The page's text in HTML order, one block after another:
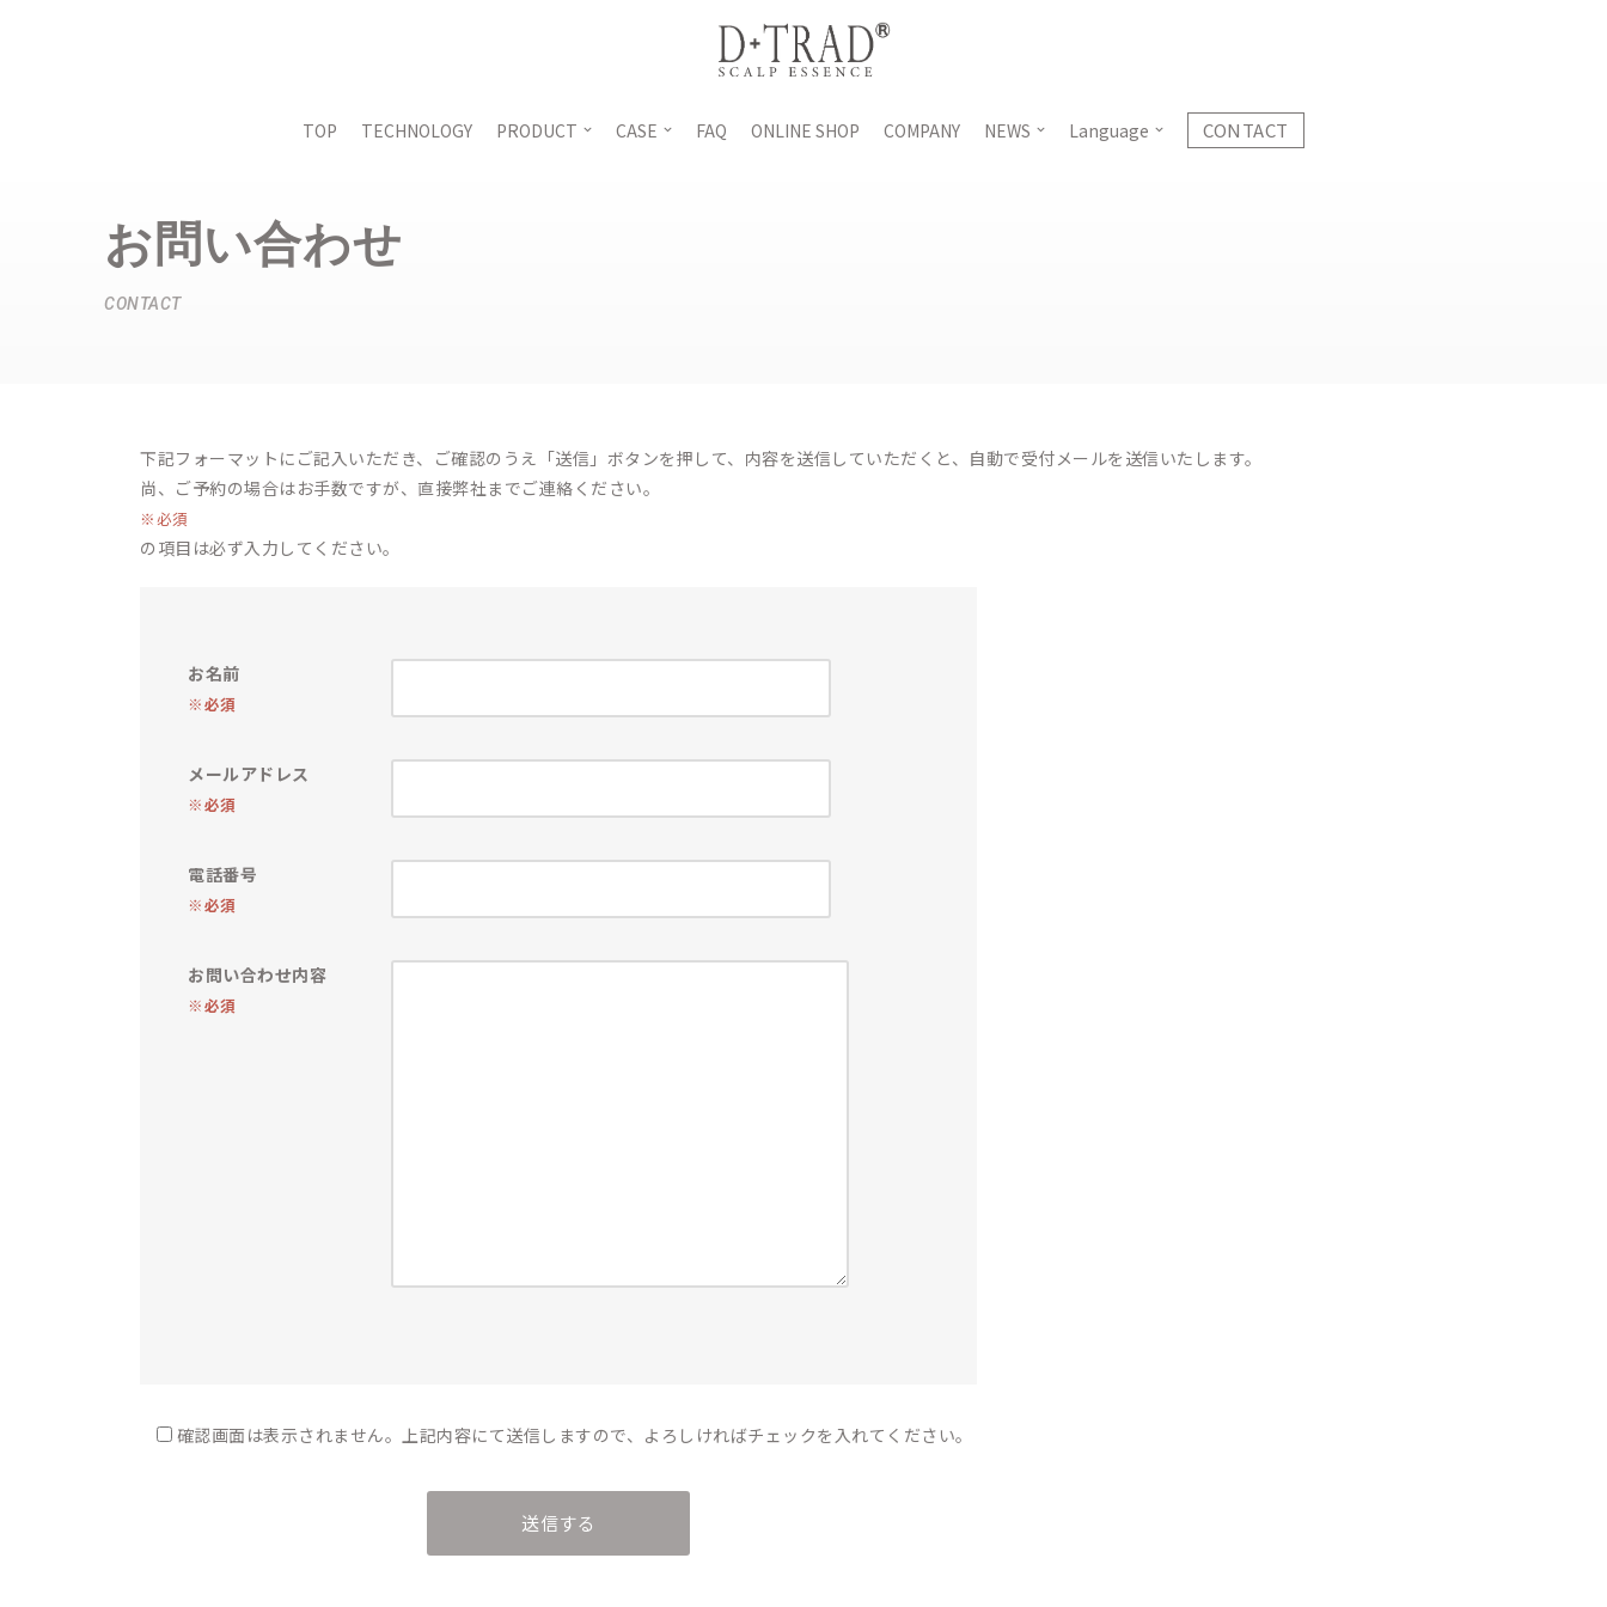
TOP TECHNOLOGY PRODUCT CASE FAQ ONLINE SHOP COMPANY NEWS Language CONTACT
お問い合わせ
CONTACT
下記フォーマットにご記入いただき、ご確認のうえ「送信」ボタンを押して、内容を送信していただくと、自動で受付メールを送信いたします。
尚、ご予約の場合はお手数ですが、直接弊社までご連絡ください。
※必須
の項目は必ず入力してください。
お名前
※必須
メールアドレス
※必須
電話番号
※必須
お問い合わせ内容
※必須
確認画面は表示されません。上記内容にて送信しますので、よろしければチェックを入れてください。